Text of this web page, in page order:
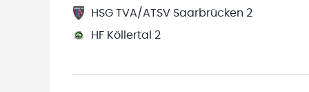
HSG TVA/ATSV Saarbrücken 2
HF Köllertal 2